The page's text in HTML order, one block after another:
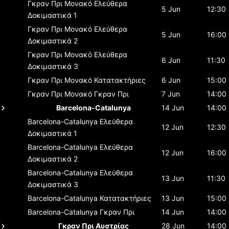
Γκραν Πρι Μονακό Ελεύθερα
Δοκιμαστικά 1
5 Jun 12:30
Γκραν Πρι Μονακό Ελεύθερα
Δοκιμαστικά 2
5 Jun 16:00
Γκραν Πρι Μονακό Ελεύθερα
Δοκιμαστικά 3
6 Jun 11:30
Γκραν Πρι Μονακό Κατατακτήριες 6 Jun
15:00
Γκραν Πρι Μονακό Γκραν Πρι 7 Jun
14:00
Barcelona-Catalunya
14 Jun
14:00
Barcelona-Catalunya Ελεύθερα
Δοκιμαστικά 1
12 Jun 12:30
Barcelona-Catalunya Ελεύθερα
Δοκιμαστικά 2
12 Jun 16:00
Barcelona-Catalunya Ελεύθερα
Δοκιμαστικά 3
13 Jun 11:30
Barcelona-Catalunya Κατατακτήριες 13 Jun
15:00
Barcelona-Catalunya Γκραν Πρι 14 Jun
14:00
Γκραν Πρι Αυστρίας
28 Jun 14:00